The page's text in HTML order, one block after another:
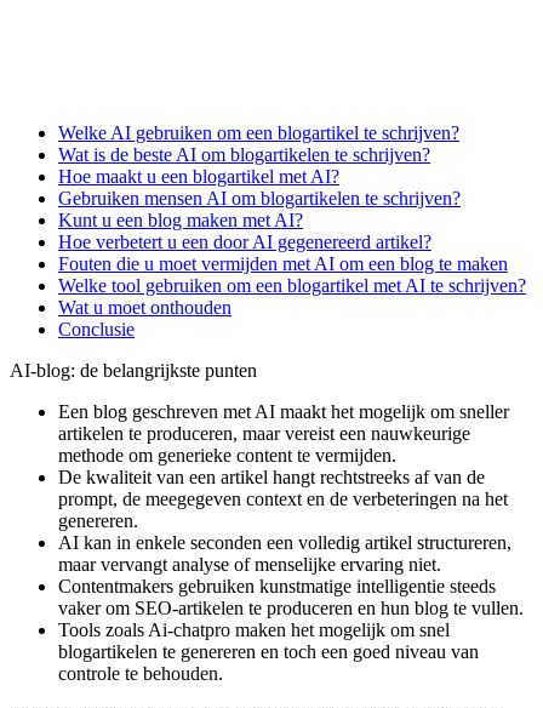
Welke AI gebruiken om een blogartikel te schrijven?
Wat is de beste AI om blogartikelen te schrijven?
Hoe maakt u een blogartikel met AI?
Gebruiken mensen AI om blogartikelen te schrijven?
Kunt u een blog maken met AI?
Hoe verbetert u een door AI gegenereerd artikel?
Fouten die u moet vermijden met AI om een blog te maken
Welke tool gebruiken om een blogartikel met AI te schrijven?
Wat u moet onthouden
Conclusie
AI-blog: de belangrijkste punten
Een blog geschreven met AI maakt het mogelijk om sneller
artikelen te produceren, maar vereist een nauwkeurige
methode om generieke content te vermijden.
De kwaliteit van een artikel hangt rechtstreeks af van de
prompt, de meegegeven context en de verbeteringen na het
genereren.
AI kan in enkele seconden een volledig artikel structureren,
maar vervangt analyse of menselijke ervaring niet.
Contentmakers gebruiken kunstmatige intelligentie steeds
vaker om SEO-artikelen te produceren en hun blog te vullen.
Tools zoals Ai-chatpro maken het mogelijk om snel
blogartikelen te genereren en toch een goed niveau van
controle te behouden.